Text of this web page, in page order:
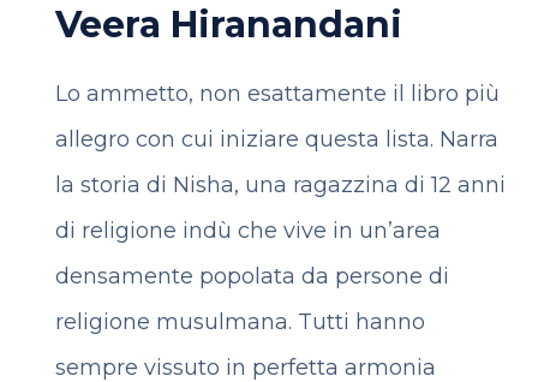
Veera Hiranandani
Lo ammetto, non esattamente il libro più
allegro con cui iniziare questa lista. Narra
la storia di Nisha, una ragazzina di 12 anni
di religione indù che vive in un’area
densamente popolata da persone di
religione musulmana. Tutti hanno
sempre vissuto in perfetta armonia